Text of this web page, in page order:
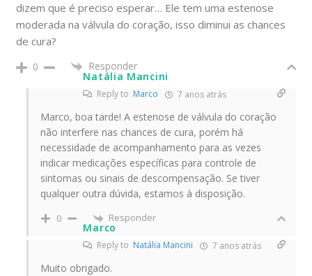
dizem que é preciso esperar… Ele tem uma estenose
moderada na válvula do coração, isso diminui as chances
de cura?
0
Responder
Natália Mancini
Reply to Marco 7 anos atrás
Marco, boa tarde! A estenose de válvula do coração
não interfere nas chances de cura, porém há
necessidade de acompanhamento para as vezes
indicar medicações específicas para controle de
sintomas ou sinais de descompensação. Se tiver
qualquer outra dúvida, estamos à disposição.
0 Responder
Marco
Reply to Natália Mancini 7 anos atrás
Muito obrigado.